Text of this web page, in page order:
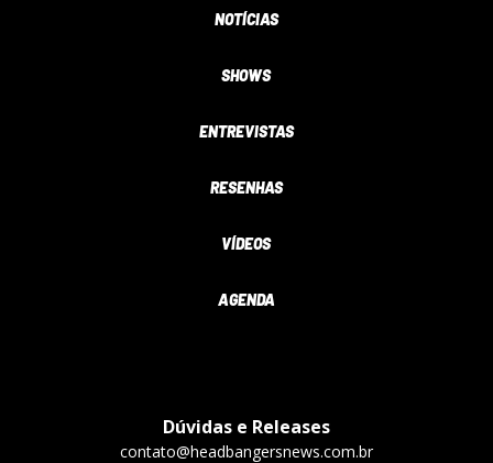
NOTÍCIAS
SHOWS
ENTREVISTAS
RESENHAS
VÍDEOS
AGENDA
Dúvidas e Releases
contato@headbangersnews.com.br